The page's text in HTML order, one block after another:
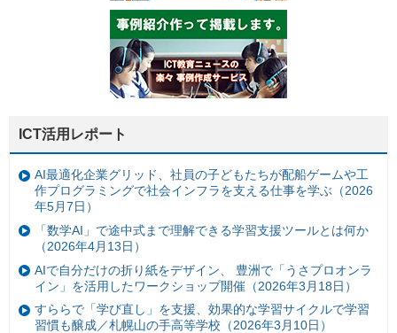
ICT活用レポート
AI最適化企業グリッド、社員の子どもたちが配船ゲームや工
作プログラミングで社会インフラを支える仕事を学ぶ（2026
年5月7日）
「数学AI」で途中式まで理解できる学習支援ツールとは何か
（2026年4月13日）
AIで自分だけの折り紙をデザイン、 豊洲で「うさプロオンラ
イン」を活用したワークショップ開催（2026年3月18日）
すららで「学び直し」を支援、効果的な学習サイクルで学習
習慣も醸成／札幌山の手高等学校（2026年3月10日）